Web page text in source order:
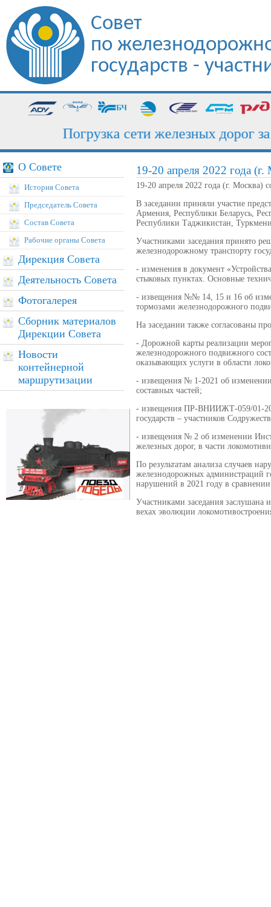
Совет
по
государств -
Погрузка сети железных дорог за
О Совете
История Совета
Председатель Совета
Состав Совета
Рабочие органы Совета
Дирекция Совета
Деятельность Совета
Фотогалерея
Сборник материалов
Дирекции Совета
Новости
контейнерной
маршрутизации
19-20 апреля 2022 года (г.
19-20 апреля 2022 года (г. Москва)
В заседании приняли участие
Армения, Республики Беларусь,
Республики Таджикистан,
Участниками заседания принято
железнодорожному транспорту
- изменения в документ
стыковых пунктах. Основные
- извещения №№ 14, 15 и 16 об
тормозами железнодорожного
На заседании также согласованы
- Дорожной карты реализации
железнодорожного подвижного
оказывающих услуги в области
- извещения № 1-2021 об
составных частей;
- извещения ПР-ВНИИЖТ-059/01-
государств – участников
- извещения № 2 об изменении
железных дорог, в части
По результатам анализа случаев
железнодорожных администраций
нарушений в 2021 году в
Участниками заседания
вехах эволюции